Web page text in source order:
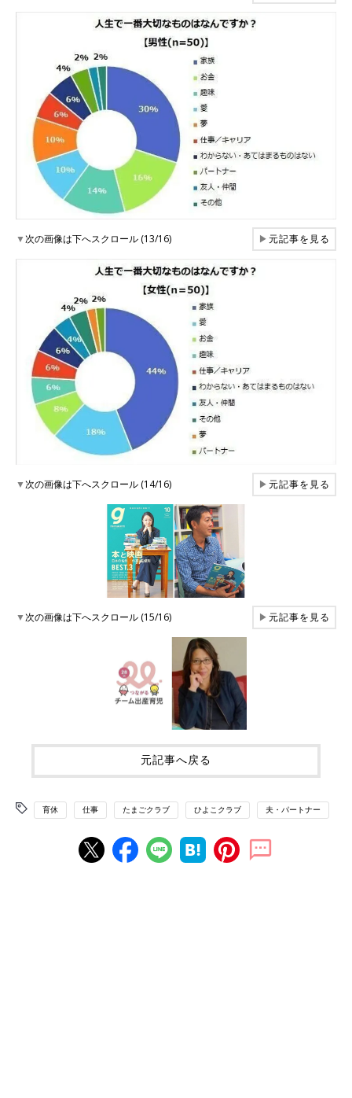
▼次の画像は下へスクロール (13/16) ▶元記事を見る
▼次の画像は下へスクロール (14/16) ▶元記事を見る
▼次の画像は下へスクロール (15/16) ▶元記事を見る
元記事へ戻る
育休 仕事 たまごクラブ ひよこクラブ 夫・パートナー